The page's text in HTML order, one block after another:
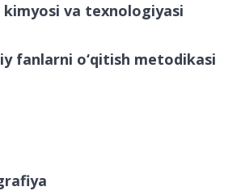
va texnologiyasi
fanlarni o‘qitish metodikasi